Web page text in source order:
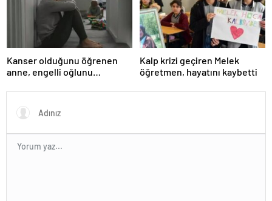
Kanser olduğunu öğrenen
anne, engelli oğlunu
Kalp krizi geçiren Melek
öğretmen, hayatını kaybetti